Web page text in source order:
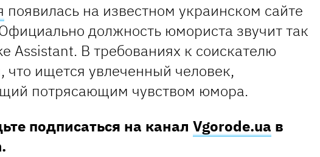
появилась на известном украинском сайте
должность юмориста звучит так
Assistant. В требованиях к соискателю
что ищется увлеченный человек,
потрясающим чувством юмора.
подписаться на канал Vgorode.ua в